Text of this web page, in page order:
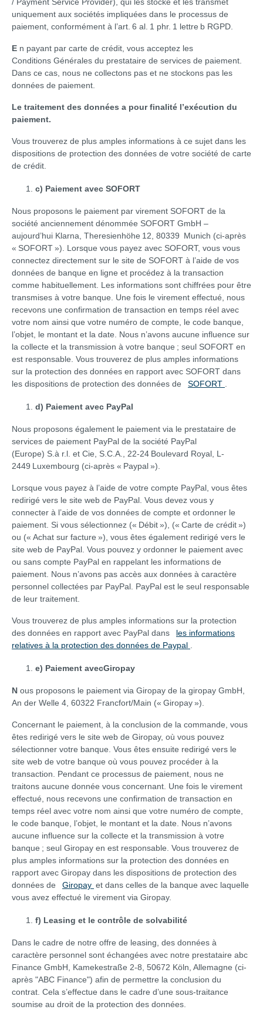
uniquement aux sociétés impliquées dans le processus de
paiement, conformément à l’art. 6 al. 1 phr. 1 lettre b RGPD.
E n payant par carte de crédit, vous acceptez les
Conditions Générales du prestataire de services de paiement.
Dans ce cas, nous ne collectons pas et ne stockons pas les
données de paiement.
Le traitement des données a pour finalité l’exécution du
paiement.
Vous trouverez de plus amples informations à ce sujet dans les
dispositions de protection des données de votre société de carte
de crédit.
c) Paiement avec SOFORT
Nous proposons le paiement par virement SOFORT de la
société anciennement dénommée SOFORT GmbH –
aujourd’hui Klarna, Theresienhöhe 12, 80339 Munich (ci-après
« SOFORT »). Lorsque vous payez avec SOFORT, vous vous
connectez directement sur le site de SOFORT à l’aide de vos
données de banque en ligne et procédez à la transaction
comme habituellement. Les informations sont chiffrées pour être
transmises à votre banque. Une fois le virement effectué, nous
recevons une confirmation de transaction en temps réel avec
votre nom ainsi que votre numéro de compte, le code banque,
l’objet, le montant et la date. Nous n’avons aucune influence sur
la collecte et la transmission à votre banque ; seul SOFORT en
est responsable. Vous trouverez de plus amples informations
sur la protection des données en rapport avec SOFORT dans
les dispositions de protection des données de SOFORT
d) Paiement avec PayPal
Nous proposons également le paiement via le prestataire de
services de paiement PayPal de la société PayPal
(Europe) S.à r.l. et Cie, S.C.A., 22-24 Boulevard Royal, L-
2449 Luxembourg (ci-après « Paypal »).
Lorsque vous payez à l’aide de votre compte PayPal, vous êtes
redirigé vers le site web de PayPal. Vous devez vous y
connecter à l’aide de vos données de compte et ordonner le
paiement. Si vous sélectionnez (« Débit »), (« Carte de crédit »)
ou (« Achat sur facture »), vous êtes également redirigé vers le
site web de PayPal. Vous pouvez y ordonner le paiement avec
ou sans compte PayPal en rappelant les informations de
paiement. Nous n’avons pas accès aux données à caractère
personnel collectées par PayPal. PayPal est le seul responsable
de leur traitement.
Vous trouverez de plus amples informations sur la protection
des données en rapport avec PayPal dans les informations
relatives à la protection des données de Paypal
e) Paiement avecGiropay
N ous proposons le paiement via Giropay de la giropay GmbH,
An der Welle 4, 60322 Francfort/Main (« Giropay »).
Concernant le paiement, à la conclusion de la commande, vous
êtes redirigé vers le site web de Giropay, où vous pouvez
sélectionner votre banque. Vous êtes ensuite redirigé vers le
site web de votre banque où vous pouvez procéder à la
transaction. Pendant ce processus de paiement, nous ne
traitons aucune donnée vous concernant. Une fois le virement
effectué, nous recevons une confirmation de transaction en
temps réel avec votre nom ainsi que votre numéro de compte,
le code banque, l’objet, le montant et la date. Nous n’avons
aucune influence sur la collecte et la transmission à votre
banque ; seul Giropay en est responsable. Vous trouverez de
plus amples informations sur la protection des données en
rapport avec Giropay dans les dispositions de protection des
données de Giropay et dans celles de la banque avec laquelle
vous avez effectué le virement via Giropay.
f) Leasing et le contrôle de solvabilité
Dans le cadre de notre offre de leasing, des données à
caractère personnel sont échangées avec notre prestataire abc
Finance GmbH, Kamekestraße 2-8, 50672 Köln, Allemagne (ci-
après "ABC Finance") afin de permettre la conclusion du
contrat. Cela s’effectue dans le cadre d’une sous-traitance
soumise au droit de la protection des données.